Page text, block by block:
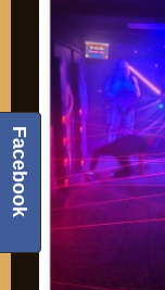
Facebook